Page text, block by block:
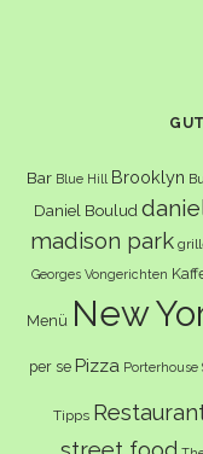
Bar Blue Hill Brooklyn
Daniel Boulud
madison park
Georges Vongerichten
Menü New
per se Pizza Porterhouse
Tipps